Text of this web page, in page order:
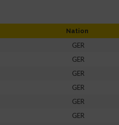
Nation
GER
GER
GER
GER
GER
GER